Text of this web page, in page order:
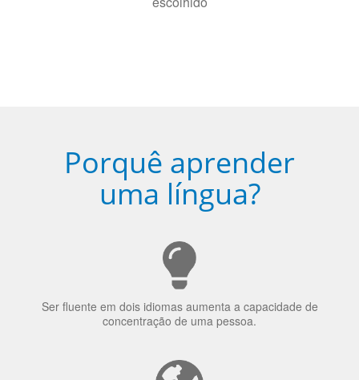
Porquê aprender
uma língua?
concentração de uma pessoa.